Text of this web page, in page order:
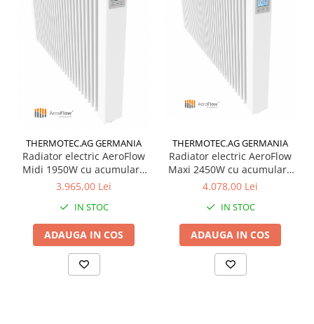
THERMOTEC.AG GERMANIA
Radiator electric AeroFlow
Midi 1950W cu acumulare
de caldura pentru camere
3.965,00 Lei
IN STOC
ADAUGA IN COS
THERMOTEC.AG GERMANIA
Radiator electric AeroFlow
Maxi 2450W cu acumulare
de caldura pentru camere
4.078,00 Lei
IN STOC
ADAUGA IN COS